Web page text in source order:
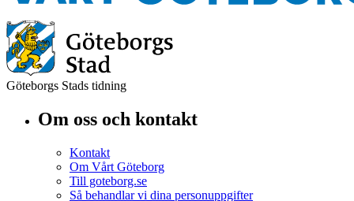
Göteborgs Stads tidning
Om oss och kontakt
Kontakt
Om Vårt Göteborg
Till goteborg.se
Så behandlar vi dina personuppgifter